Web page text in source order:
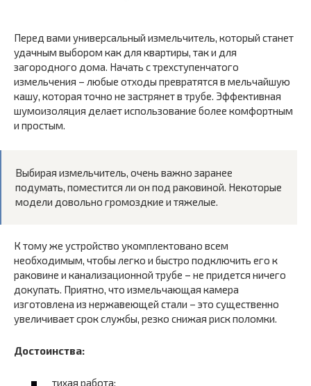
Перед вами универсальный измельчитель, который станет
удачным выбором как для квартиры, так и для
загородного дома. Начать с трехступенчатого
измельчения – любые отходы превратятся в мельчайшую
кашу, которая точно не застрянет в трубе. Эффективная
шумоизоляция делает использование более комфортным
и простым.
Выбирая измельчитель, очень важно заранее
подумать, поместится ли он под раковиной. Некоторые
модели довольно громоздкие и тяжелые.
К тому же устройство укомплектовано всем
необходимым, чтобы легко и быстро подключить его к
раковине и канализационной трубе – не придется ничего
докупать. Приятно, что измельчающая камера
изготовлена из нержавеющей стали – это существенно
увеличивает срок службы, резко снижая риск поломки.
Достоинства:
тихая работа;